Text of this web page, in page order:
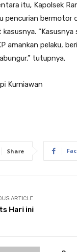
itu, Kapolsek
pencurian bermotor
kasusnya.
amankan pelaku,
tutupnya.
Kurniawan
Share
ARTICLE
Hari ini